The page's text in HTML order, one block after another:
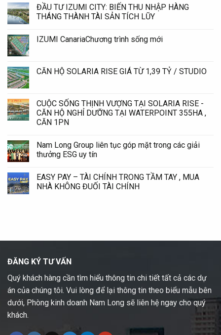
ĐẦU TƯ IZUMI CITY: BIẾN THU NHẬP HÀNG
THÁNG THÀNH TÀI SẢN TÍCH LŨY
IZUMI CanariaChương trình sống mới
CĂN HỘ SOLARIA RISE GIÁ TỪ 1,39 TỶ / STUDIO
CUỘC SỐNG THỊNH VƯỢNG TẠI SOLARIA RISE -
CĂN HỘ NGHỈ DƯỠNG TẠI WATERPOINT 355HA ,
CĂN 1PN
Nam Long Group liên tục góp mặt trong các giải
thưởng ESG uy tín
EASY PAY – TÀI CHÍNH TRONG TẦM TAY , MUA
NHÀ KHÔNG ĐUỐI TÀI CHÍNH
ĐĂNG KÝ TƯ VẤN
Quý khách hàng cần tìm hiểu thông tin chi tiết tất cả các dự
án của chúng tôi. Vui lòng để lại thông tin theo biểu mẫu bên
dưới, Phòng kinh doanh Nam Long sẽ liên hệ ngay cho quý
khách.